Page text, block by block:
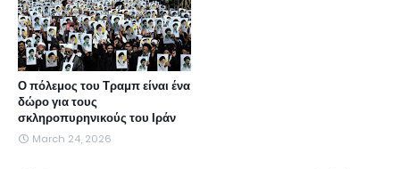
Ο πόλεμος του Τραμπ είναι ένα
δώρο για τους
σκληροπυρηνικούς του Ιράν
March 24, 2026